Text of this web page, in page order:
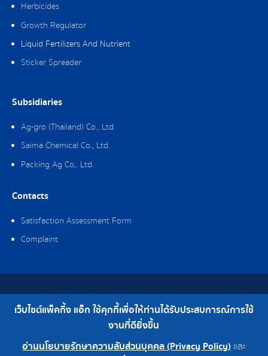
Herbicides
Growth Regulator
Liquid Fertilizers And Nutrient
Sticker Spreader
Subsidiaries
Ag-gro (Thailand) Co., Ltd.
Saima Chemical Co., Ltd.
Packing Ag Co,. Ltd.
Contacts
Satisfaction Assessment Form
Complaint
Copyright © 2019 Packing Ag Co,. Ltd. All Rights Reserved.
Telephone : 0-2308-2102 | Fax : 0-2308-2487
เว็บไซต์แพ็คกิ้ง แอ็ก ใช้คุกกี้เพื่อให้ท่านได้รับประสบการณ์การใช้
งานที่ดียิ่งขึ้น
อ่านนโยบายรักษาความลับส่วนบุคคล (Privacy Policy) และ
0-2308-2102